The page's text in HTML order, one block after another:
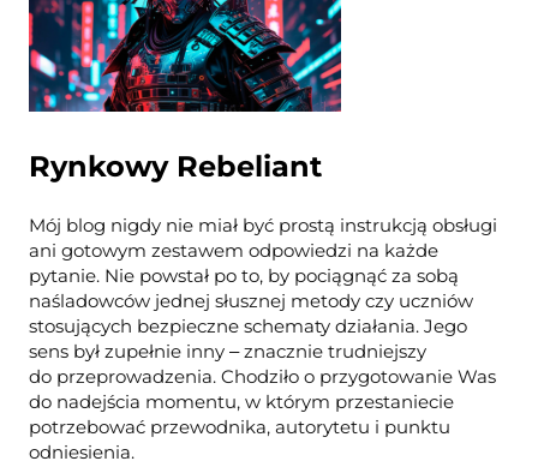
Rynkowy Rebeliant
Mój blog nigdy nie miał być prostą instrukcją obsługi
ani gotowym zestawem odpowiedzi na każde
pytanie. Nie powstał po to, by pociągnąć za sobą
naśladowców jednej słusznej metody czy uczniów
stosujących bezpieczne schematy działania. Jego
sens był zupełnie inny ‒ znacznie trudniejszy
do przeprowadzenia. Chodziło o przygotowanie Was
do nadejścia momentu, w którym przestaniecie
potrzebować przewodnika, autorytetu i punktu
odniesienia.